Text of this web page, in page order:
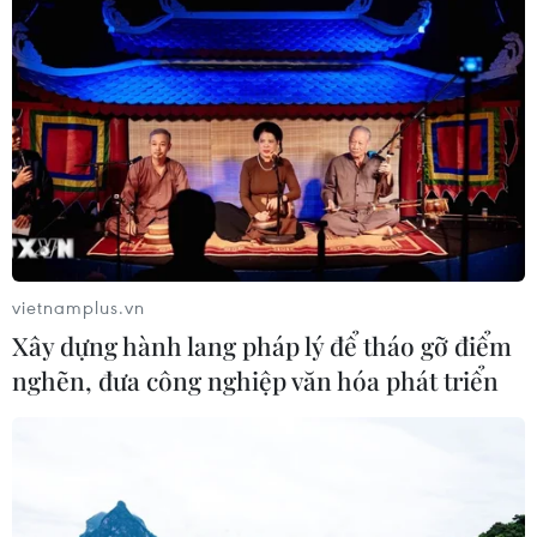
trong mùa dịch cyclosporiasis
04/08/2026 07:11
Phát hiện mới về quá trình lão hóa
của con người
02/08/2026 13:31
Sâm Ngọc Linh: Báu vật trong tay,
bao giờ "hóa rồng"?
02/08/2026 11:38
Yếu tố di truyền có thể quyết định
quá trình phát triển ung thư
vietnamplus.vn
Xây dựng hành lang pháp lý để tháo gỡ điểm
nghẽn, đưa công nghiệp văn hóa phát triển